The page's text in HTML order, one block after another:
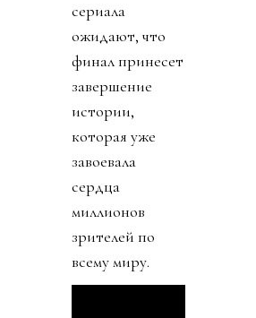
сериала
ожидают, что
финал принесет
завершение
истории,
которая уже
завоевала
сердца
миллионов
зрителей по
всему миру.